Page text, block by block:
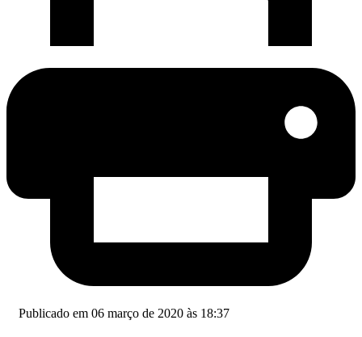
Publicado em 06 março de 2020 às 18:37